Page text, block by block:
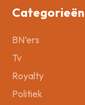
Categorieën
BN’ers
Tv
Royalty
Politiek